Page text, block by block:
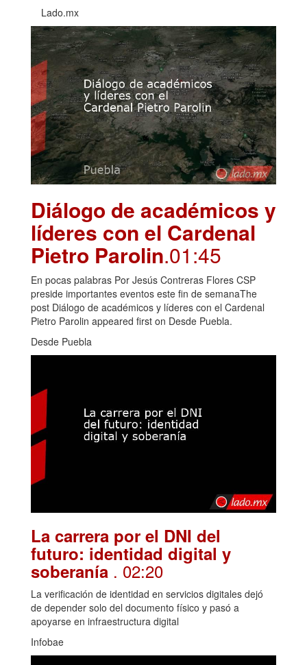
Lado.mx
Diálogo de académicos y
líderes con el Cardenal
Pietro Parolin.01:45
En pocas palabras Por Jesús Contreras Flores CSP
preside importantes eventos este fin de semanaThe
post Diálogo de académicos y líderes con el Cardenal
Pietro Parolin appeared first on Desde Puebla.
Desde Puebla
La carrera por el DNI del
futuro: identidad digital y
soberanía . 02:20
La verificación de identidad en servicios digitales dejó
de depender solo del documento físico y pasó a
apoyarse en infraestructura digital
Infobae